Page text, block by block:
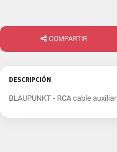
COMPARTIR
DESCRIPCIÓN
BLAUPUNKT - RCA cable auxiliar